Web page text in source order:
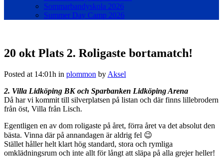
Sommarbandyskola 2026
Summer Day Camp 2026
20 okt Plats 2. Roligaste bortamatch!
Posted at 14:01h in plommon by Aksel
2. Villa Lidköping BK och Sparbanken Lidköping Arena
Då har vi kommit till silverplatsen på listan och där finns lillebrodern
från öst, Villa från Lisch.
Egentligen en av dom roligaste på året, förra året va det absolut den
bästa. Vinna där på annandagen är aldrig fel 😉
Stället håller helt klart hög standard, stora och rymliga
omklädningsrum och inte allt för långt att släpa på alla grejer heller!